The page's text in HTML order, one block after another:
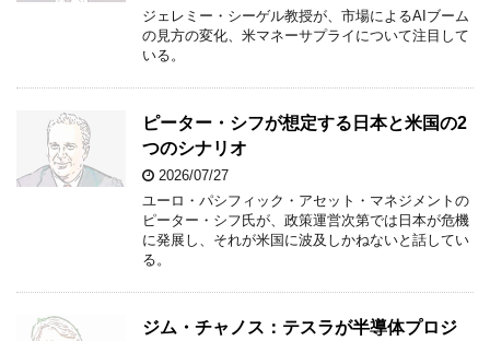
ジェレミー・シーゲル教授が、市場によるAIブーム
の見方の変化、米マネーサプライについて注目して
いる。
ピーター・シフが想定する日本と米国の2
つのシナリオ
2026/07/27
ユーロ・パシフィック・アセット・マネジメントの
ピーター・シフ氏が、政策運営次第では日本が危機
に発展し、それが米国に波及しかねないと話してい
る。
ジム・チャノス：テスラが半導体プロジ